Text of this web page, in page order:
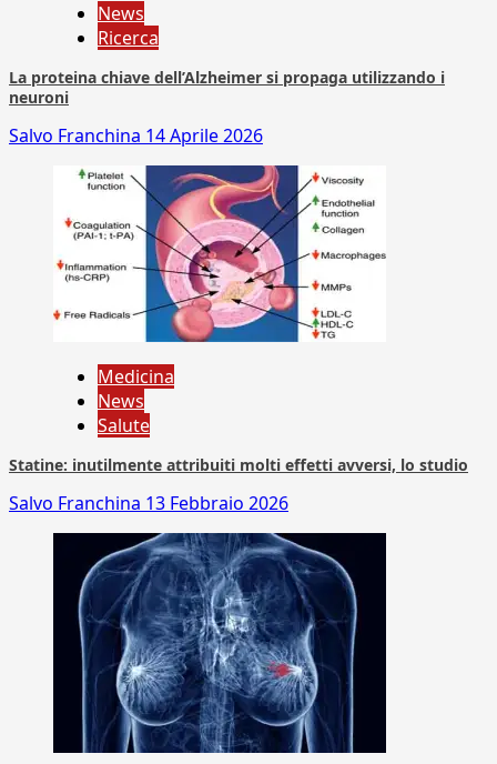
News
Ricerca
La proteina chiave dell’Alzheimer si propaga utilizzando i
neuroni
Salvo Franchina 14 Aprile 2026
Medicina
News
Salute
Statine: inutilmente attribuiti molti effetti avversi, lo studio
Salvo Franchina 13 Febbraio 2026